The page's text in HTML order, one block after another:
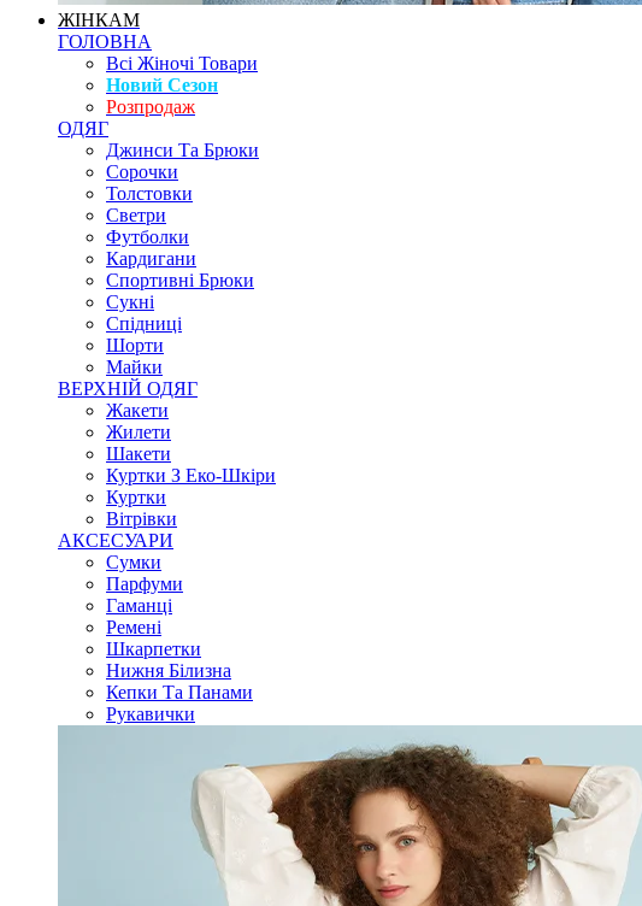
ЖІНКАМ
ГОЛОВНА
Всі Жіночі Товари
Новий Сезон
Розпродаж
ОДЯГ
Джинси Та Брюки
Сорочки
Толстовки
Светри
Футболки
Кардигани
Спортивні Брюки
Сукні
Спідниці
Шорти
Майки
ВЕРХНІЙ ОДЯГ
Жакети
Жилети
Шакети
Куртки З Еко-Шкіри
Куртки
Вітрівки
АКСЕСУАРИ
Сумки
Парфуми
Гаманці
Ремені
Шкарпетки
Нижня Білизна
Кепки Та Панами
Рукавички